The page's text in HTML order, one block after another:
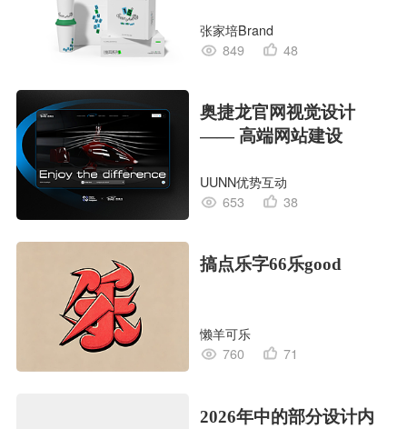
张家培Brand
849
48
奥捷龙官网视觉设计
—— 高端网站建设
UUNN优势互动
653
38
搞点乐字66乐good
懒羊可乐
760
71
2026年中的部分设计内